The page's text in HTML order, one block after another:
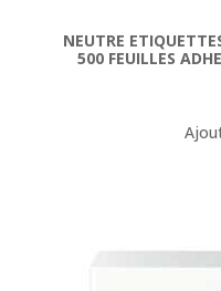
NEUTRE
500 FEUILLES